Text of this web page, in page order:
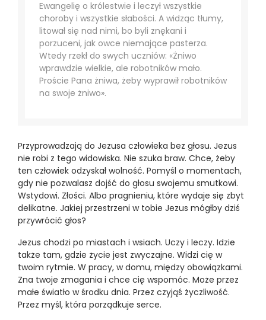
Ewangelię o królestwie i leczył wszystkie
choroby i wszystkie słabości. A widząc tłumy,
litował się nad nimi, bo byli znękani i
porzuceni, jak owce niemające pasterza.
Wtedy rzekł do swych uczniów: «Żniwo
wprawdzie wielkie, ale robotników mało.
Proście Pana żniwa, żeby wyprawił robotników
na swoje żniwo».
Przyprowadzają do Jezusa człowieka bez głosu. Jezus
nie robi z tego widowiska. Nie szuka braw. Chce, żeby
ten człowiek odzyskał wolność. Pomyśl o momentach,
gdy nie pozwalasz dojść do głosu swojemu smutkowi.
Wstydowi. Złości. Albo pragnieniu, które wydaje się zbyt
delikatne. Jakiej przestrzeni w tobie Jezus mógłby dziś
przywrócić głos?
Jezus chodzi po miastach i wsiach. Uczy i leczy. Idzie
także tam, gdzie życie jest zwyczajne. Widzi cię w
twoim rytmie. W pracy, w domu, między obowiązkami.
Zna twoje zmagania i chce cię wspomóc. Może przez
małe światło w środku dnia. Przez czyjąś życzliwość.
Przez myśl, która porządkuje serce.